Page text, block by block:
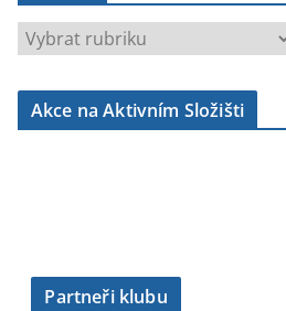
b
Akce na Aktivním Složišti
Partneři klubu